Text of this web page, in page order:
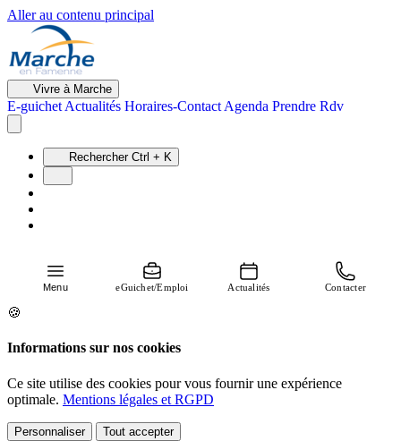
Aller au contenu principal
Vivre à Marche
E-guichet Actualités Horaires-Contact Agenda Prendre Rdv
Rechercher Ctrl + K
Menu eGuichet/Emploi Actualités Contacter
🍪
Informations sur nos cookies
Ce site utilise des cookies pour vous fournir une expérience
optimale. Mentions légales et RGPD
Personnaliser Tout accepter